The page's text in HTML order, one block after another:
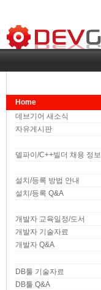
Home
데브기어 새소식
자유게시판
델파이/C++빌더 채용 정보
설치/등록 방법 안내
설치/등록 Q&A
개발자 교육일정/도서
개발자 기술자료
개발자 Q&A
DB툴 기술자료
DB툴 Q&A